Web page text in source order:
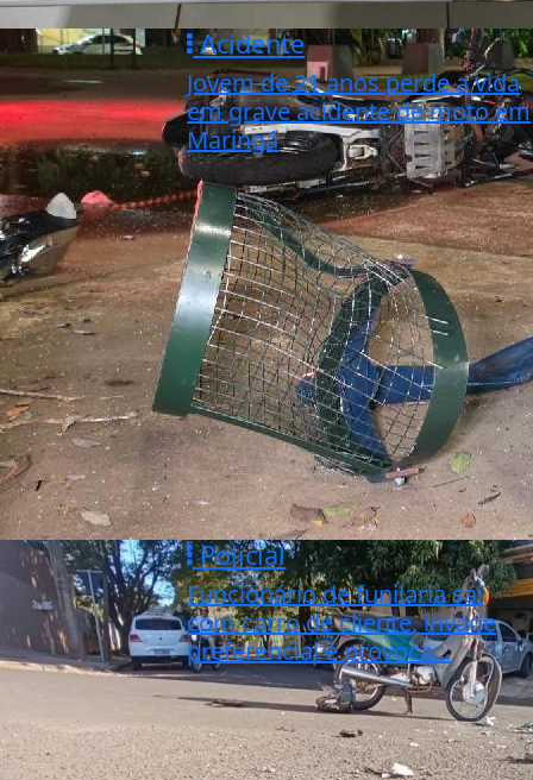
Acidente
Jovem de 21 anos perde a vida
em grave acidente de moto em
Maringá
Policial
Funcionário de funilaria sai
com carro de cliente, invade
preferencial e provoca...